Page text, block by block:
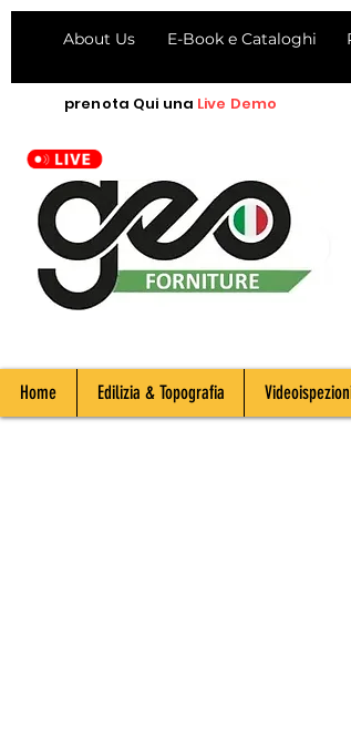
About Us E-Book e Cataloghi
prenota Qui una Live Demo
Home Edilizia & Topografia